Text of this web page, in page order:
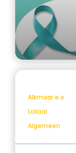
Alkmaar e.o.
Lokaal
Algemeen